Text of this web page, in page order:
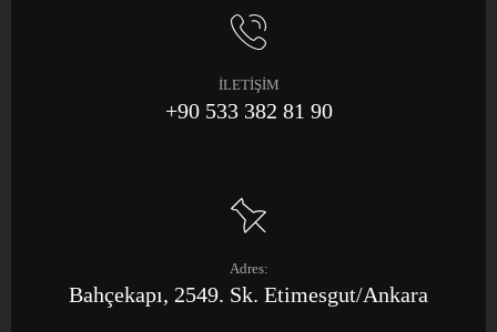
İLETİŞİM
+90 533 382 81 90
Adres:
Bahçekapı, 2549. Sk. Etimesgut/Ankara